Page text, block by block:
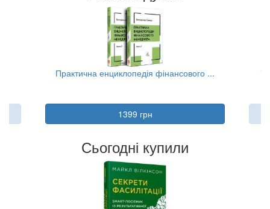
Практична енциклопедія фінансового ...
1399 грн
Сьогодні купили